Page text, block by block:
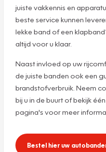
juiste vakkennis en
beste service kunnen
lekke band of een
altijd voor u klaar.
Naast invloed op uw
de juiste banden ook een
brandstofverbruik. Neem
bij u in de buurt of bekijk
pagina's voor meer
Bestel hier uw